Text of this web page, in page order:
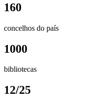
160
concelhos do país
1000
bibliotecas
12/25